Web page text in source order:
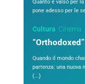
Quanto è valso per
pone adesso per le
Cultura Cinema
Quando il mondo
partenza: una nuova
(...)